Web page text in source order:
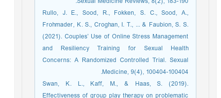
Rullo, J. E., Sood, R., Fokken, S. C., Sood, A.,
Frohmader, K. S., Croghan, I. T., ... & Faubion, S. S.
(2021). Couples’ Use of Online Stress Management
and Resiliency Training for Sexual Health
Concerns: A Randomized Controlled Trial. Sexual
Medicine, 9(4), 100404-100404.
Swan, K. L., Kaff, M., & Haas, S. (2019).